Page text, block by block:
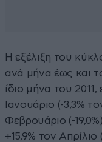
Η εξέλιξη του
ανά μήνα έως και
ίδιο μήνα του 2011,
Ιανουάριο (-3,3%
Φεβρουάριο (-
+15,9% τον Απρίλιο